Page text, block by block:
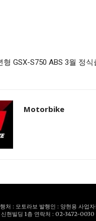
형 GSX-S750 ABS 3월 정
Motorbike
처 : 모토라보 발행인 : 양현용 사업
현빌딩 1층 연락처 : 02-3472-0030